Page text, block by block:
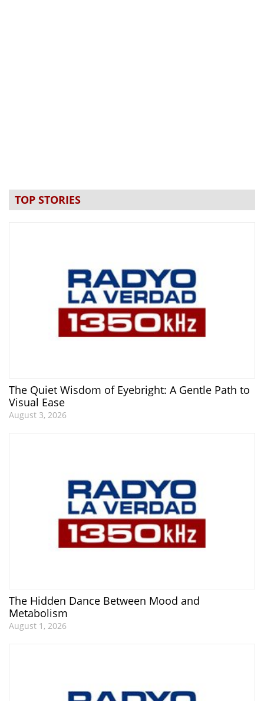
TOP STORIES
The Quiet Wisdom of Eyebright: A Gentle Path to
Visual Ease
August 3, 2026
The Hidden Dance Between Mood and
Metabolism
August 1, 2026